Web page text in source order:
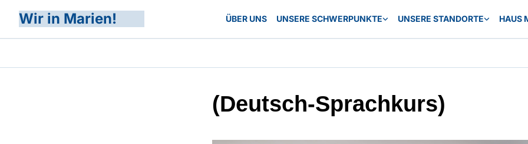
Wir in Marien! ÜBER UNS UNSERE SCHWERPUNKTE UNSERE STANDORTE HAUS
(Deutsch-Sprachkurs)